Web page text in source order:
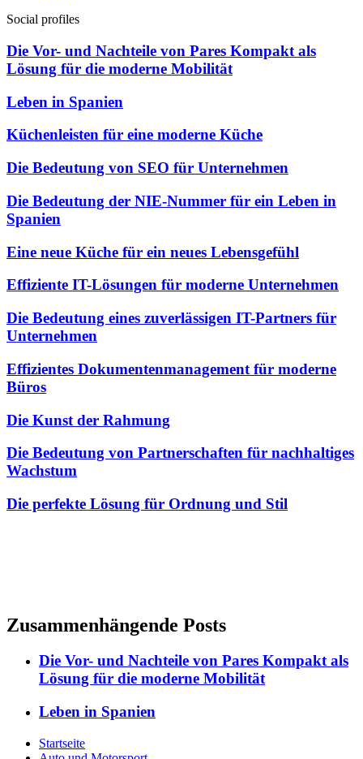
Social profiles
Die Vor- und Nachteile von Pares Kompakt als
Lösung für die moderne Mobilität
Leben in Spanien
Küchenleisten für eine moderne Küche
Die Bedeutung von SEO für Unternehmen
Die Bedeutung der NIE-Nummer für ein Leben in
Spanien
Eine neue Küche für ein neues Lebensgefühl
Effiziente IT-Lösungen für moderne Unternehmen
Die Bedeutung eines zuverlässigen IT-Partners für
Unternehmen
Effizientes Dokumentenmanagement für moderne
Büros
Die Kunst der Rahmung
Die Bedeutung von Partnerschaften für nachhaltiges
Wachstum
Die perfekte Lösung für Ordnung und Stil
Zusammenhängende Posts
Die Vor- und Nachteile von Pares Kompakt als
Lösung für die moderne Mobilität
Leben in Spanien
Startseite